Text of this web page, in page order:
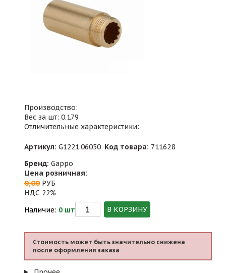
Производство:
Вес за шт: 0.179
Отличительные характеристики:
Артикул: G1221.06050 Код товара: 711628
Бренд: Gappo
Цена розничная:
0,00 РУБ
НДС 22%
Наличие: 0 шт В КОРЗИНУ
Стоимость может быть значительно снижена
после оформления заказа